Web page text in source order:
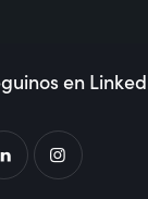
en